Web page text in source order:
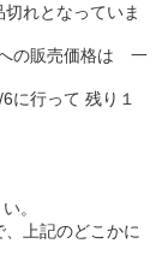
れとなっていま
の販売価格は 一
行って 残り１
。
上記のどこかに